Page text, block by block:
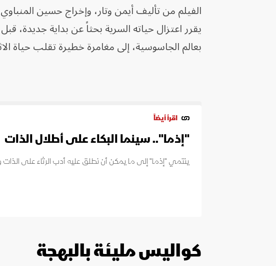
الفيلم من تأليف أيمن وتار، وإخراج حسين
يقرر اعتزال حياته السرية بحثاً عن بداية جديدة،
بعالم الجاسوسية، إلى مغامرة خطيرة تقلب حياة
اقرأ أيضاً
"إذما".. سينما البكاء على أطلال الذات
ينتمي "إذما" إلى ما يمكن أن نطلق عليه أدب الرثاء على الذات
كواليس مليئة بالبهجة